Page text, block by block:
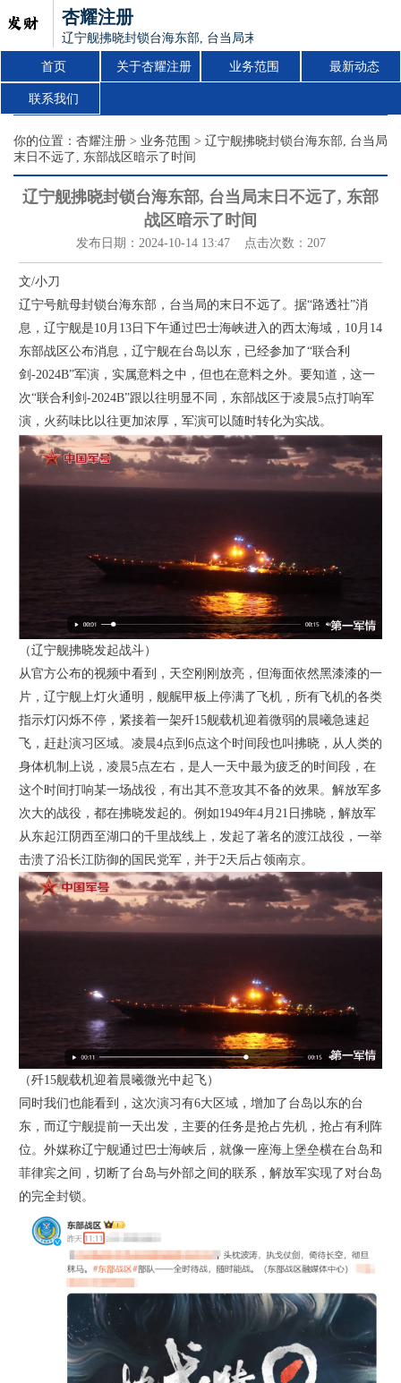
杏耀注册
辽宁舰拂晓封锁台海东部, 台当局末日不远了, 东部战区暗示
首页 关于杏耀注册 业务范围 最新动态
联系我们
你的位置： 杏耀注册 > 业务范围 > 辽宁舰拂晓封锁台海东部, 台当局
末日不远了, 东部战区暗示了时间
辽宁舰拂晓封锁台海东部, 台当局末日不远了, 东部
战区暗示了时间
发布日期：2024-10-14 13:47 点击次数：207
文/小刀
辽宁号航母封锁台海东部，台当局的末日不远了。据“路透社”消
息，辽宁舰是10月13日下午通过巴士海峡进入的西太海域，10月14
东部战区公布消息，辽宁舰在台岛以东，已经参加了“联合利
剑-2024B”军演，实属意料之中，但也在意料之外。要知道，这一
次“联合利剑-2024B”跟以往明显不同，东部战区于凌晨5点打响军
演，火药味比以往更加浓厚，军演可以随时转化为实战。
（辽宁舰拂晓发起战斗）
从官方公布的视频中看到，天空刚刚放亮，但海面依然黑漆漆的一
片，辽宁舰上灯火通明，舰艉甲板上停满了飞机，所有飞机的各类
指示灯闪烁不停，紧接着一架歼15舰载机迎着微弱的晨曦急速起
飞，赶赴演习区域。凌晨4点到6点这个时间段也叫拂晓，从人类的
身体机制上说，凌晨5点左右，是人一天中最为疲乏的时间段，在
这个时间打响某一场战役，有出其不意攻其不备的效果。解放军多
次大的战役，都在拂晓发起的。例如1949年4月21日拂晓，解放军
从东起江阴西至湖口的千里战线上，发起了著名的渡江战役，一举
击溃了沿长江防御的国民党军，并于2天后占领南京。
（歼15舰载机迎着晨曦微光中起飞）
同时我们也能看到，这次演习有6大区域，增加了台岛以东的台
东，而辽宁舰提前一天出发，主要的任务是抢占先机，抢占有利阵
位。外媒称辽宁舰通过巴士海峡后，就像一座海上堡垒横在台岛和
菲律宾之间，切断了台岛与外部之间的联系，解放军实现了对台岛
的完全封锁。